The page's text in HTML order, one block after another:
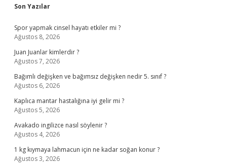
Sidebar
Son Yazılar
Spor yapmak cinsel hayatı etkiler mi ?
Ağustos 8, 2026
Juan Juanlar kimlerdir ?
Ağustos 7, 2026
Bağımlı değişken ve bağımsız değişken nedir 5. sınıf ?
Ağustos 6, 2026
Kaplıca mantar hastalığına iyi gelir mi ?
Ağustos 5, 2026
Avakado ingilizce nasıl söylenir ?
Ağustos 4, 2026
1 kg kıymaya lahmacun için ne kadar soğan konur ?
Ağustos 3, 2026